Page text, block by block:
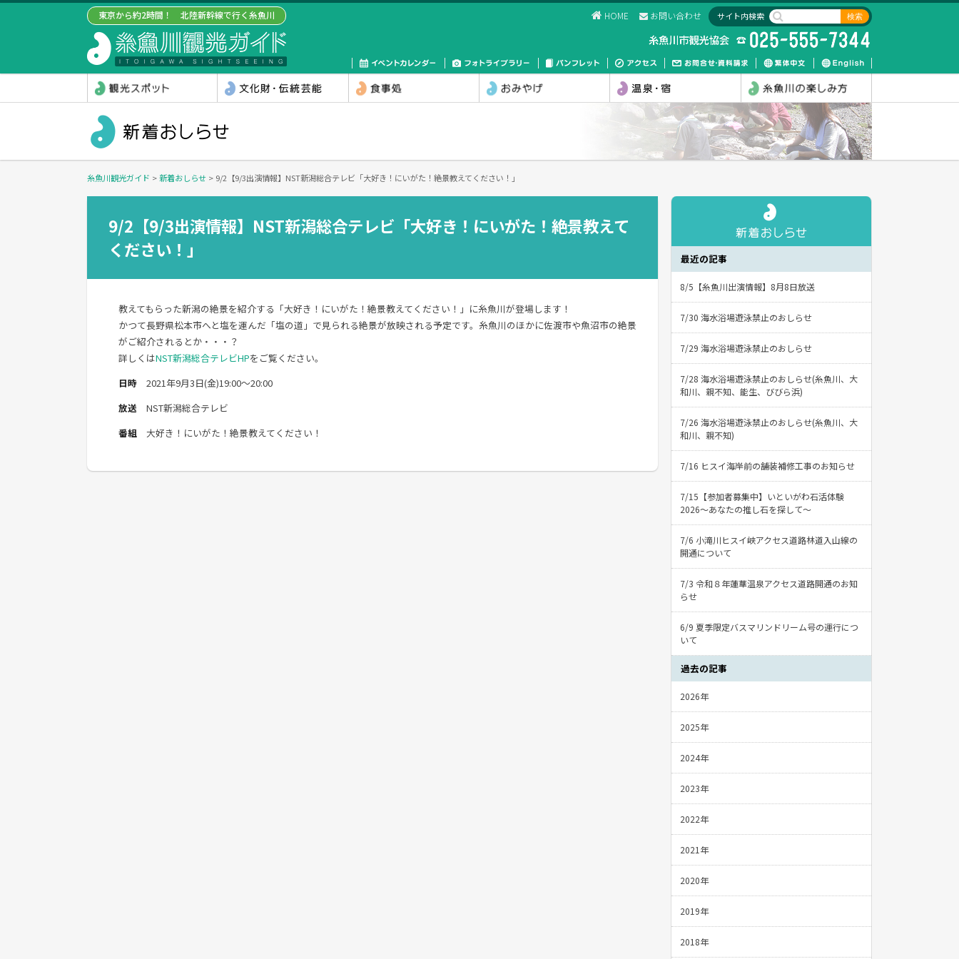
東京から約2時間！ 北陸新幹線で行く糸魚川 サイト内検索
HOME お問い合わせ
糸魚川観光ガイド >新着おしらせ > 9/2【9/3出演情報】NST新潟総合テレビ「大好き！にいがた！絶景教えてください！」
9/2【9/3出演情報】NST新潟総合テレビ「大好き！にいがた！絶景教えて
ください！」
教えてもらった新潟の絶景を紹介する「大好き！にいがた！絶景教えてください！」に糸魚川が登場します！
かつて長野県松本市へと塩を運んだ「塩の道」で見られる絶景が放映される予定です。糸魚川のほかに佐渡市や魚沼市の絶景
がご紹介されるとか・・・？
詳しくはNST新潟総合テレビHPをご覧ください。
日時 2021年9月3日(金)19:00～20:00
放送 NST新潟総合テレビ
番組 大好き！にいがた！絶景教えてください！
最近の記事
8/5【糸魚川出演情報】8月8日放送
7/30 海水浴場遊泳禁止のおしらせ
7/29 海水浴場遊泳禁止のおしらせ
7/28 海水浴場遊泳禁止のおしらせ(糸魚川、大
和川、親不知、能生、びびら浜)
7/26 海水浴場遊泳禁止のおしらせ(糸魚川、大
和川、親不知)
7/16 ヒスイ海岸前の舗装補修工事のお知らせ
7/15【参加者募集中】いといがわ石活体験
2026〜あなたの推し石を探して〜
7/6 小滝川ヒスイ峡アクセス道路林道入山線の
開通について
7/3 令和８年蓮華温泉アクセス道路開通のお知
らせ
6/9 夏季限定バスマリンドリーム号の運行につ
いて
過去の記事
2026年
2025年
2024年
2023年
2022年
2021年
2020年
2019年
2018年